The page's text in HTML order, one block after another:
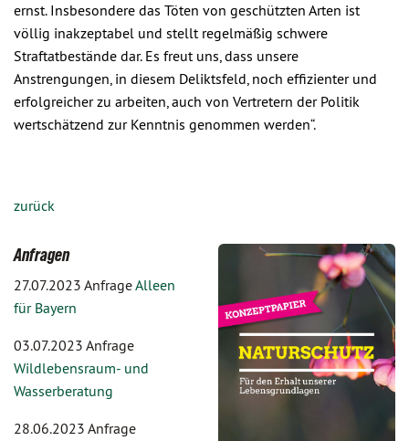
ernst. Insbesondere das Töten von geschützten Arten ist
völlig inakzeptabel und stellt regelmäßig schwere
Straftatbestände dar. Es freut uns, dass unsere
Anstrengungen, in diesem Deliktsfeld, noch effizienter und
erfolgreicher zu arbeiten, auch von Vertretern der Politik
wertschätzend zur Kenntnis genommen werden“.
zurück
Anfragen
27.07.2023 AnfrageAlleen
für Bayern
03.07.2023 Anfrage
Wildlebensraum- und
Wasserberatung
28.06.2023 Anfrage